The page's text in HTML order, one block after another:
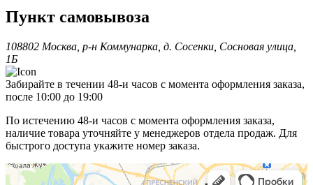
Пункт самовывоза
108802 Москва, р-н Коммунарка, д. Сосенки, Сосновая улица,
1Б
Забирайте в течении 48-и часов с момента оформления заказа,
после 10:00 до 19:00
По истечению 48-и часов с момента оформления заказа,
наличие товара уточняйте у менеджеров отдела продаж. Для
быстрого доступа укажите номер заказа.